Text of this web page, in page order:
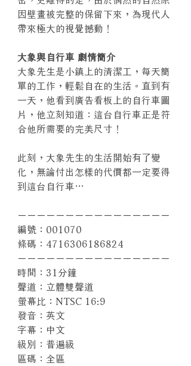
因壁畫被完整的保留下來，為現代人
帶來極大的視覺撼動！
大象與自行車 劇情簡介
大象先生是小鎮上的清潔工，每天簡
單的工作，輕鬆自在的生活。直到有
一天，他看到廣告看板上的自行車圖
片，他立刻知道：這台自行車正是符
合他所需要的完美尺寸！
此刻，大象先生的生活開始有了變
化，無論付出怎樣的代價都一定要得
到這台自行車…
－－－－－－－－－－－－－－－－
編號：001070
條碼：4716306186824
－－－－－－－－－－－－－－－－
時間：31分鐘
聲道：立體雙聲道
螢幕比：NTSC 16:9
發音：英文
字幕：中文
級別：普遍級
區碼：全區